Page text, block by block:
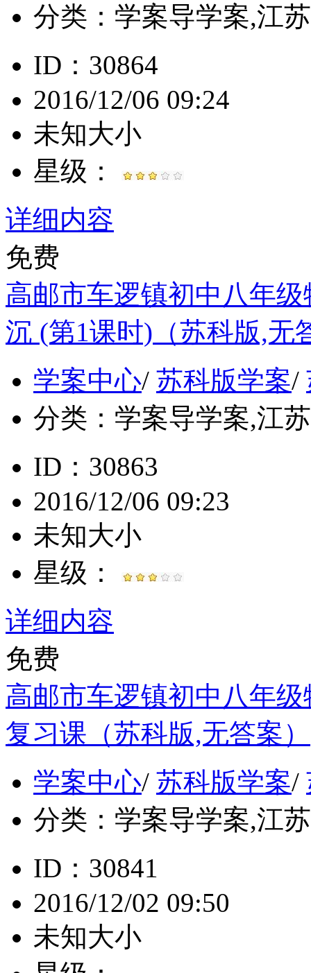
分类： 学案导学案,江
ID：30864
2016/12/06 09:24
未知大小
星级：
详细内容
免费
高邮市车逻镇初中八年
沉 (第1课时)（苏科版,无
学案中心/ 苏科版学案/
分类： 学案导学案,江
ID：30863
2016/12/06 09:23
未知大小
星级：
详细内容
免费
高邮市车逻镇初中八年
复习课（苏科版,无答案）
学案中心/ 苏科版学案/
分类： 学案导学案,江
ID：30841
2016/12/02 09:50
未知大小